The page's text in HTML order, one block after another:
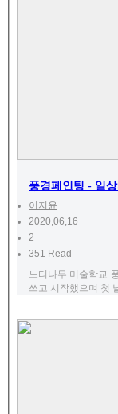
풍경페인팅 - 일
이지윤
2020,06,16
2
351 Read
느티나무 미술학교
쓰고 시작했으며 첫